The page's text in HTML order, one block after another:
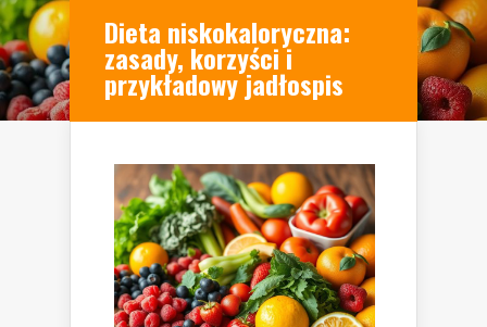
Dieta niskokaloryczna:
zasady, korzyści i
przykładowy jadłospis